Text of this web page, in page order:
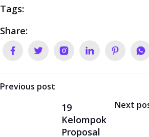
Tags:
Share:
Navigasi
Previous post
19
Kelompok
Proposal
Next